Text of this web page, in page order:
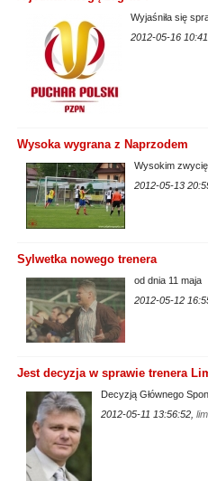
Wyjaśniła się
2012-05-16
Wysoka wygrana z Naprzodem
Wysokim
2012-05-13
Sylwetka nowego trenera
od dnia 11 maja
2012-05-12
Jest decyzja w sprawie trenera
Decyzją Głównego
2012-05-11 13:56:52,